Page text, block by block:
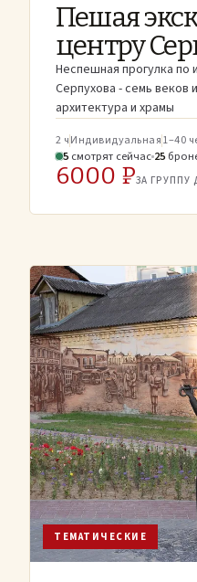
Пешая
центру
Неспешная прогулка по
Серпухова - семь веков
архитектура и храмы
2 чИндивидуальная1–40
5 смотрят сейчас 25
6000 ₽ЗА ГРУППУ
ТЕМАТИЧЕСКИЕ